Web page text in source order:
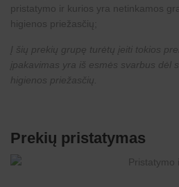
pristatymo ir kurios yra netinkamos
higienos priežasčių;
Į šių prekių grupę turėtų įeiti tokios
įpakavimas yra iš esmės svarbus dėl
higienos priežasčių.
Prekių pristatymas